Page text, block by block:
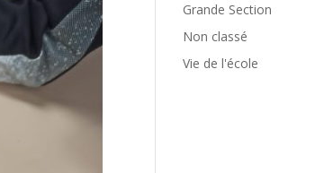
Grande Section
Non classé
Vie de l'école